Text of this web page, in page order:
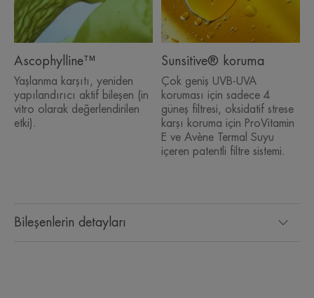
Faydalar
• Güneş ışınlarının zararlı etkilerine karşı savaşan
• Güneşe sürekli maruz kalmanın neden olduğu
Bileşenlerin detayları
Ascophylline™
Yaşlanma karşıtı, yeniden
yapılandırıcı aktif bileşen (in
vitro olarak değerlendirilen
etki).
Sunsitive® koruma
Çok geniş UVB-UVA
koruması için sadece 4
güneş filtresi, oksidatif strese
karşı koruma için ProVitamin
E ve Avène Termal Suyu
içeren patentli filtre sistemi.